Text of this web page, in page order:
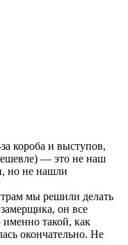
короба и выступов,
— это не наш
но не нашли
мы решили делать
он все
такой, как
окончательно. Не